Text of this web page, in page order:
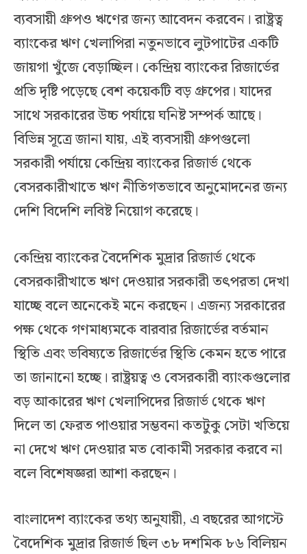
ব্যবসায়ী গ্রুপও ঋণের জন্য আবেদন করবেন। রাষ্ট্রত্ব
ব্যাংকের ঋণ খেলাপিরা নতুনভাবে লুটপাটের একটি
জায়গা খুঁজে বেড়াচ্ছিল। কেন্দ্রিয় ব্যাংকের রিজার্ভের
প্রতি দৃষ্টি পড়েছে বেশ কয়েকটি বড় গ্রুপের। যাদের
সাথে সরকারের উচ্চ পর্যায়ে ঘনিষ্ট সম্পর্ক আছে।
বিভিন্ন সূত্রে জানা যায়, এই ব্যবসায়ী গ্রুপগুলো
সরকারী পর্যায়ে কেন্দ্রিয় ব্যাংকের রিজার্ভ থেকে
বেসরকারীখাতে ঋণ নীতিগতভাবে অনুমোদনের জন্য
দেশি বিদেশি লবিষ্ট নিয়োগ করেছে।
কেন্দ্রিয় ব্যাংকের বৈদেশিক মুদ্রার রিজার্ভ থেকে
বেসরকারীখাতে ঋণ দেওয়ার সরকারী তৎপরতা দেখা
যাচ্ছে বলে অনেকেই মনে করছেন। এজন্য সরকারের
পক্ষ থেকে গণমাধ্যমকে বারবার রিজার্ভের বর্তমান
স্থিতি এবং ভবিষ্যতে রিজার্ভের স্থিতি কেমন হতে পারে
তা জানানো হচ্ছে। রাষ্ট্রয়ত্ব ও বেসরকারী ব্যাংকগুলোর
বড় আকারের ঋণ খেলাপিদের রিজার্ভ থেকে ঋণ
দিলে তা ফেরত পাওয়ার সম্ভবনা কতটুকু সেটা খতিয়ে
না দেখে ঋণ দেওয়ার মত বোকামী সরকার করবে না
বলে বিশেষজ্ঞরা আশা করছেন।
বাংলাদেশ ব্যাংকের তথ্য অনুযায়ী, এ বছরের আগস্টে
বৈদেশিক মুদ্রার রিজার্ভ ছিল ৩৮ দশমিক ৮৬ বিলিয়ন